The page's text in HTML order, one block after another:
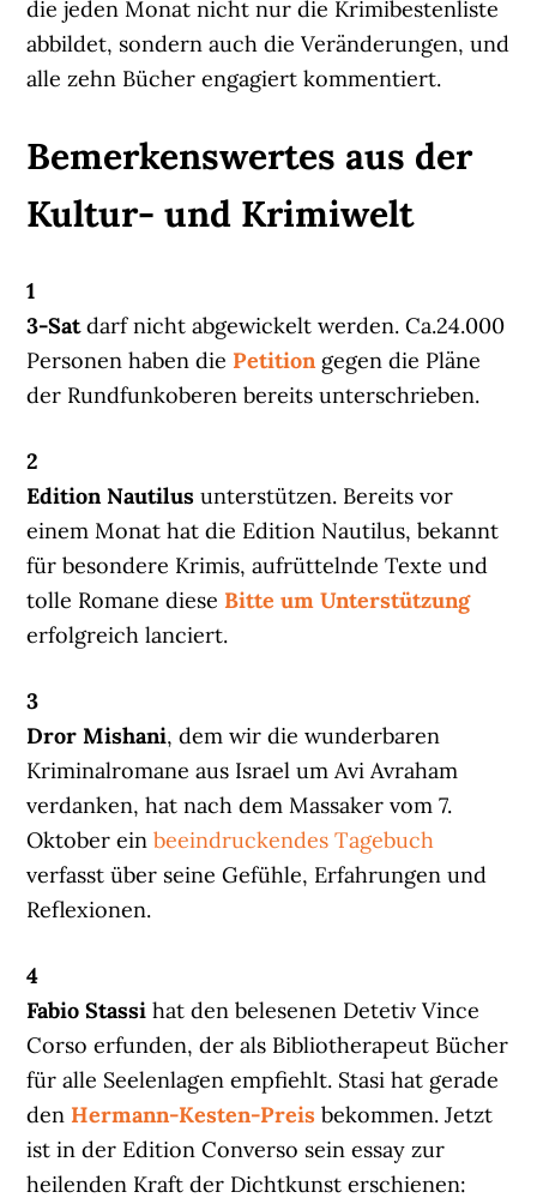
die jeden Monat nicht nur die Krimibestenliste
abbildet, sondern auch die Veränderungen, und
alle zehn Bücher engagiert kommentiert.
Bemerkenswertes aus der
Kultur- und Krimiwelt
1
3-Satdarf nicht abgewickelt werden. Ca.24.000
Personen haben die Petitiongegen die Pläne
der Rundfunkoberen bereits unterschrieben.
2
Edition Nautilus unterstützen. Bereits vor
einem Monat hat die Edition Nautilus, bekannt
für besondere Krimis, aufrüttelnde Texte und
tolle Romane diese Bitte um Unterstützung
erfolgreich lanciert.
3
Dror Mishani, dem wir die wunderbaren
Kriminalromane aus Israel um Avi Avraham
verdanken, hat nach dem Massaker vom 7.
Oktober einbeeindruckendes Tagebuch
verfasst über seine Gefühle, Erfahrungen und
Reflexionen.
4
Fabio Stassi hat den belesenen Detetiv Vince
Corso erfunden, der als Bibliotherapeut Bücher
für alle Seelenlagen empfiehlt. Stasi hat gerade
den Hermann-Kesten-Preis bekommen. Jetzt
ist in der Edition Converso sein essay zur
heilenden Kraft der Dichtkunst erschienen: